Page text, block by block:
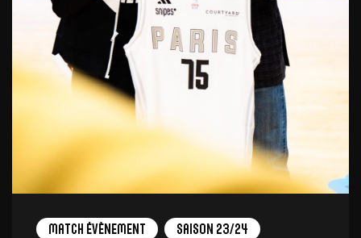
Match Évènement Saison 23/24